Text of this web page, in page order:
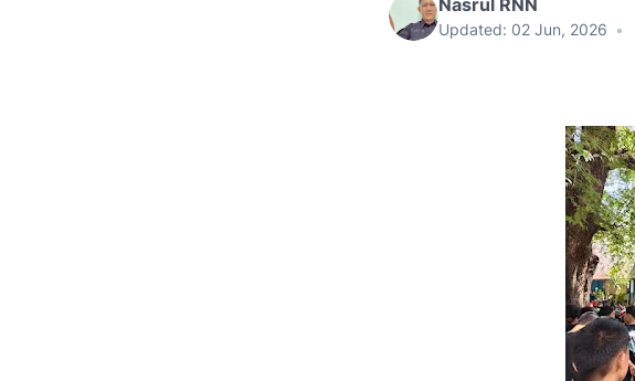
Nasrul RNN
Updated: 02 Jun, 2026 •